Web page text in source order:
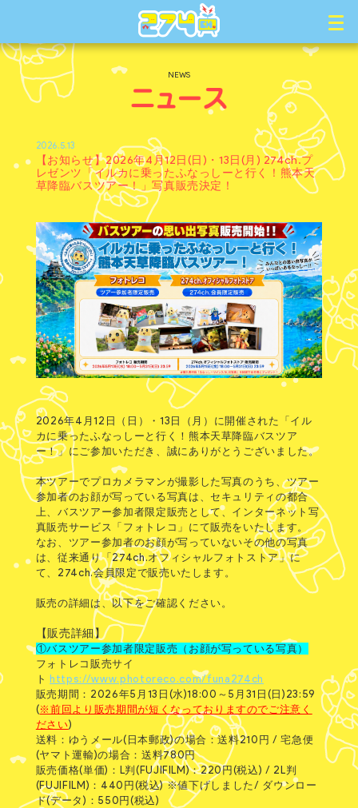
NEWS
2026.5.13
【お知らせ】2026年4月12日(日)・13日(月) 274ch.プ
レゼンツ「イルカに乗ったふなっしーと行く！熊本天
草降臨バスツアー！」写真販売決定！
2026年4月12日（日）・13日（月）に開催された「イル
カに乗ったふなっしーと行く！熊本天草降臨バスツア
ー！」にご参加いただき、誠にありがとうございました。
本ツアーでプロカメラマンが撮影した写真のうち、ツアー
参加者のお顔が写っている写真は、セキュリティの都合
上、バスツアー参加者限定販売として、インターネット写
真販売サービス「フォトレコ」にて販売をいたします。
なお、ツアー参加者のお顔が写っていないその他の写真
は、従来通り「274ch.オフィシャルフォトストア」に
て、274ch.会員限定で販売いたします。
販売の詳細は、以下をご確認ください。
【販売詳細】
①バスツアー参加者限定販売（お顔が写っている写真）
フォトレコ販売サイ
ト https://www.photoreco.com/funa274ch
販売期間：2026年5月13日(水)18:00～5月31日(日)23:59
(※前回より販売期間が短くなっておりますのでご注意く
ださい)
送料：ゆうメール(日本郵政)の場合：送料210円 / 宅急便
(ヤマト運輸)の場合：送料780円
販売価格(単価)：L判(FUJIFILM)：220円(税込) / 2L判
(FUJIFILM)：440円(税込) ※値下げしました/ ダウンロー
ド(データ)：550円(税込)